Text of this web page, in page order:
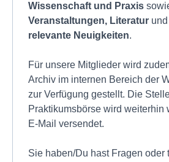
Wissenschaft und Praxis
Veranstaltungen, Literatur und
relevante Neuigkeiten.
Für unsere Mitglieder wird
Archiv im internen Bereich der
zur Verfügung gestellt. Die
Praktikumsbörse wird weiterhin
E-Mail versendet.
Sie haben/Du hast Fragen oder